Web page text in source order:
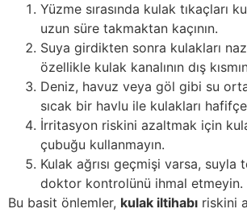
Yüzme sırasında kulak tıkaçları
uzun süre takmaktan kaçının.
Suya girdikten sonra kulakları
özellikle kulak kanalının dış
Deniz, havuz veya göl gibi su
sıcak bir havlu ile kulakları hafifçe
İrritasyon riskini azaltmak için
çubuğu kullanmayın.
Kulak ağrısı geçmişi varsa, suyla
doktor kontrolünü ihmal etmeyin.
Bu basit önlemler, kulak iltihabı riskini